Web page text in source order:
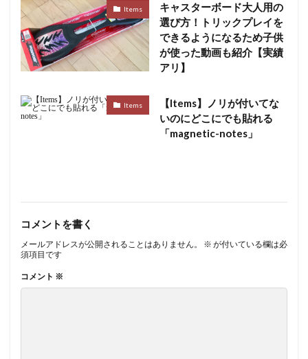
Items
キャスターボード大人用の
選び方！トリックプレイを
できるようになるため子供
が使った動画も紹介【実績
アリ】
Items
【Items】ノリが付いてな
いのにどこにでも貼れる
「magnetic-notes」
コメントを書く
メールアドレスが公開されることはありません。 ※ が付いている欄は必
須項目です
コメント ※